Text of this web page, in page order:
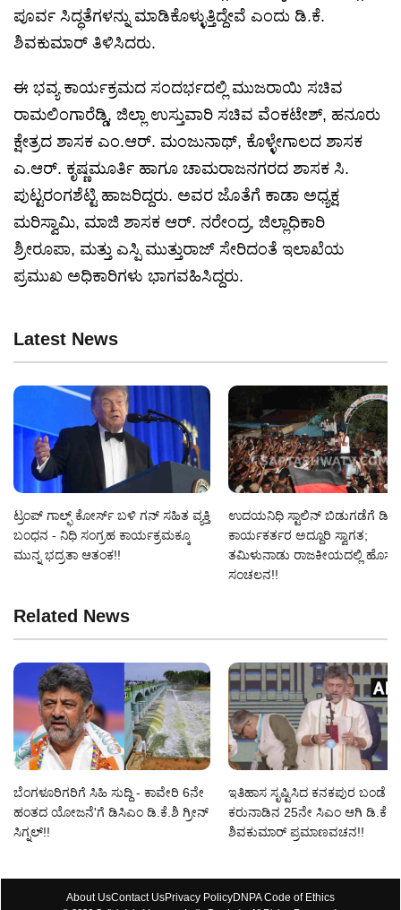
ಪೂರ್ವ ಸಿದ್ಧತೆಗಳನ್ನು ಮಾಡಿಕೊಳ್ಳುತ್ತಿದ್ದೇವೆ ಎಂದು ಡಿ.ಕೆ.
ಶಿವಕುಮಾರ್‌ ತಿಳಿಸಿದರು.
ಈ ಭವ್ಯ ಕಾರ್ಯಕ್ರಮದ ಸಂದರ್ಭದಲ್ಲಿ ಮುಜರಾಯಿ ಸಚಿವ
ರಾಮಲಿಂಗಾರೆಡ್ಡಿ, ಜಿಲ್ಲಾ ಉಸ್ತುವಾರಿ ಸಚಿವ ವೆಂಕಟೇಶ್, ಹನೂರು
ಕ್ಷೇತ್ರದ ಶಾಸಕ ಎಂ.ಆರ್‌. ಮಂಜುನಾಥ್, ಕೊಳ್ಳೇಗಾಲದ ಶಾಸಕ
ಎ.ಆರ್‌. ಕೃಷ್ಣಮೂರ್ತಿ ಹಾಗೂ ಚಾಮರಾಜನಗರದ ಶಾಸಕ ಸಿ.
ಪುಟ್ಟರಂಗಶೆಟ್ಟಿ ಹಾಜರಿದ್ದರು. ಅವರ ಜೊತೆಗೆ ಕಾಡಾ ಅಧ್ಯಕ್ಷ
ಮರಿಸ್ವಾಮಿ, ಮಾಜಿ ಶಾಸಕ ಆರ್‌. ನರೇಂದ್ರ, ಜಿಲ್ಲಾಧಿಕಾರಿ
ಶ್ರೀರೂಪಾ, ಮತ್ತು ಎಸ್ಪಿ ಮುತ್ತುರಾಜ್ ಸೇರಿದಂತೆ ಇಲಾಖೆಯ
ಪ್ರಮುಖ ಅಧಿಕಾರಿಗಳು ಭಾಗವಹಿಸಿದ್ದರು.
Latest News
ಟ್ರಂಪ್ ಗಾಲ್ಫ್ ಕೋರ್ಸ್ ಬಳಿ ಗನ್‌ ಸಹಿತ ವ್ಯಕ್ತಿ
ಬಂಧನ - ನಿಧಿ ಸಂಗ್ರಹ ಕಾರ್ಯಕ್ರಮಕ್ಕೂ
ಮುನ್ನ ಭದ್ರತಾ ಆತಂಕ!!
ಉದಯನಿಧಿ ಸ್ಟಾಲಿನ್ ಬಿಡುಗಡೆಗೆ
ಕಾರ್ಯಕರ್ತರ ಅದ್ದೂರಿ ಸ್ವಾಗತ;
ತಮಿಳುನಾಡು ರಾಜಕೀಯದಲ್ಲಿ ಹೊಸ
ಸಂಚಲನ!!
Related News
ಬೆಂಗಳೂರಿಗರಿಗೆ ಸಿಹಿ ಸುದ್ದಿ - ಕಾವೇರಿ 6ನೇ
ಹಂತದ ಯೋಜನೆ'ಗೆ ಡಿಸಿಎಂ ಡಿ.ಕೆ.ಶಿ ಗ್ರೀನ್
ಸಿಗ್ನಲ್!!
ಇತಿಹಾಸ ಸೃಷ್ಟಿಸಿದ ಕನಕಪುರ ಬಂಡೆ -
ಕರುನಾಡಿನ 25ನೇ ಸಿಎಂ ಆಗಿ ಡಿ.ಕೆ.
ಶಿವಕುಮಾರ್ ಪ್ರಮಾಣವಚನ!!
About UsContact UsPrivacy PolicyDNPA Code of Ethics